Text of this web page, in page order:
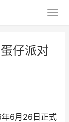
仔派对
6月26日正式